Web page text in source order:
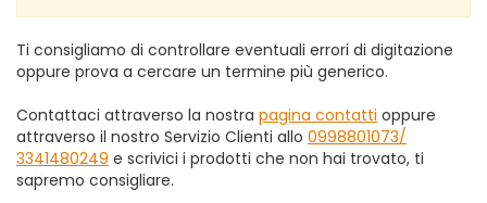
Ti consigliamo di controllare eventuali errori di digitazione
oppure prova a cercare un termine più generico.
Contattaci attraverso la nostra pagina contatti oppure
attraverso il nostro Servizio Clienti allo 0998801073/
3341480249 e scrivici i prodotti che non hai trovato, ti
sapremo consigliare.